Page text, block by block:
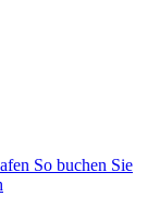
So buchen Sie